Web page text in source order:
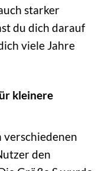
starker
du dich darauf
viele Jahre
kleinere
verschiedenen
den